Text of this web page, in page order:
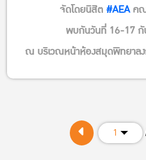
จัดโดยนิสิต #AEAคณ
พบกันวันที่ 16-17 กั
ณ บริเวณหน้าห้องสมุดพิทยาล
1